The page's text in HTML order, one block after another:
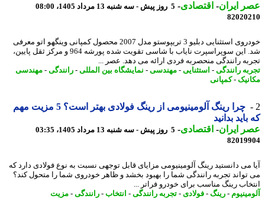
ایران- اقتصادی-5 روز پیش - سه شنبه 13 مرداد 1405، 08:00
خودروی استثنایی دبلیو 3 تریپوستو مدل 2007 محصول کمپانی وینگهو اتو معرفی
شد. این سوپراسپرت نایاب با شاسی تقویت شده پورشه 964 و مرکز ثقل پایین،
رانندگی منحصربه فردی ارائه می دهد. عصر ...
رانندگی-استثنایی-مهندسی-نمایشگاه بین المللی-رانندگی-مهندسی
-کمپانی
چرا رینگ آلومینیومی از رینگ فولادی بهتر است؟ 5 مزیت مهم
بدانید
ایران- اقتصادی-5 روز پیش - سه شنبه 13 مرداد 1405، 03:35
می دانستید رینگ آلومینیومی مزایای قابل توجهی نسبت به نوع فولادی دارد که
تجربه رانندگی شما را بهبود بخشد و ظاهر خودروی شما را متحول کند؟
رینگ مناسب برای خودرو فراتر ...
-رینگ -فولادی-تجربه رانندگی-انتخاب-رانندگی-مزیت